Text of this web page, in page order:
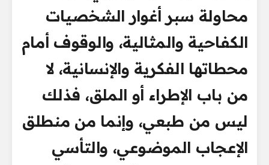
محاولة سبر أغوار الشخصيات
الكفاحية والمثالية، والوقوف أمام
محطاتها الفكرية والإنسانية، لا
من باب الإطراء أو الملق، فذلك
ليس من طبعي، وإنما من منطلق
الإعجاب الموضوعي، والتأسي